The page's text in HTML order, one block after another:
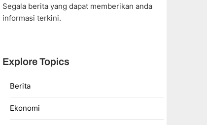
Segala berita yang dapat memberikan anda
informasi terkini.
Explore Topics
Berita
Ekonomi